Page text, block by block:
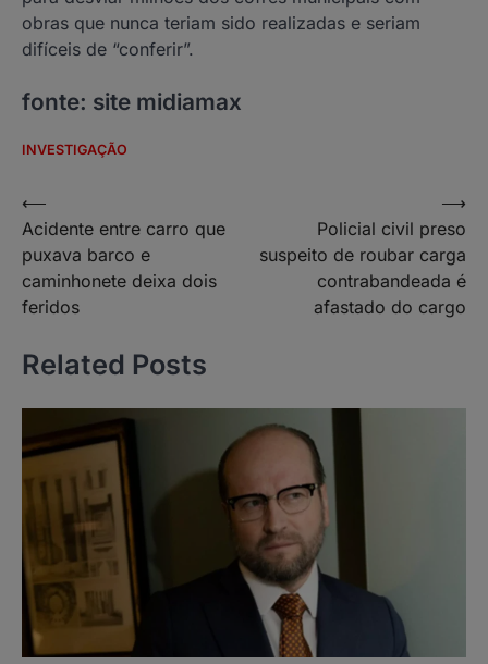
obras que nunca teriam sido realizadas e seriam
difíceis de “conferir”.
fonte: site midiamax
INVESTIGAÇÃO
Navegação
de
Post
⟵
Acidente entre carro que
puxava barco e
caminhonete deixa dois
feridos
Policial civil preso
suspeito de roubar carga
contrabandeada é
afastado do cargo
⟶
Related Posts